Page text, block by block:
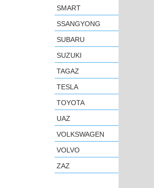
SMART
SSANGYONG
SUBARU
SUZUKI
TAGAZ
TESLA
TOYOTA
UAZ
VOLKSWAGEN
VOLVO
ZAZ